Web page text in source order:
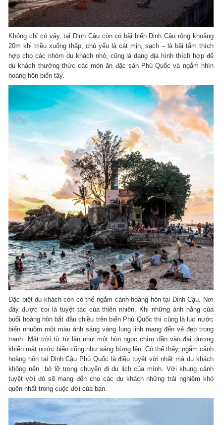
Không chỉ có vậy, tại Dinh Cậu còn có bãi biển Dinh Cậu rộng khoảng
20m khi triều xuống thấp, chủ yếu là cát mịn, sạch – là bãi tắm thích
hợp cho các nhóm du khách nhỏ, cũng là dạng địa hình thích hợp để
du khách thưởng thức các món ăn đặc sản Phú Quốc và ngắm nhìn
hoàng hôn biển tây.
Đặc biệt du khách còn có thể ngắm cảnh hoàng hôn tại Dinh Cậu. Nơi
đây được coi là tuyệt tác của thiên nhiên. Khi những ánh nắng của
buổi hoàng hôn bắt đầu chiều trên biển Phú Quốc thì cũng là lúc nước
biển nhuộm một màu ánh sáng vàng lung linh mang đến vẻ đẹp trong
tranh. Mặt trời từ từ lặn như một hòn ngọc chìm dần vào đại dương
khiến mặt nước biển cũng như sáng bừng lên. Có thể thấy, ngắm cảnh
hoàng hôn tại Dinh Cậu Phú Quốc là điều tuyệt vời nhất mà du khách
không nên bỏ lỡ trong chuyến đi du lịch của mình. Với khung cảnh
tuyệt vời đó sẽ mang đến cho các du khách những trải nghiệm khó
quên nhất trong cuộc đời của bạn.